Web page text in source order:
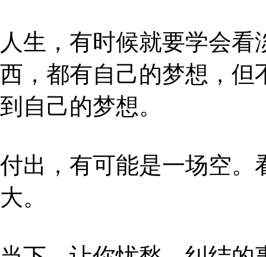
人生，有时候就要学会
西，都有自己的梦想，但
到自己的梦想。
付出，有可能是一场空。
大。